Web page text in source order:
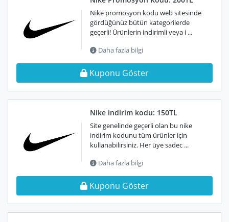
Nike promosyon kodu web sitesinde
gördüğünüz bütün kategorilerde
geçerli! Ürünlerin indirimli veya i ...
Daha fazla bilgi
Kuponu Göster
Nike indirim kodu: 150TL
Site genelinde geçerli olan bu nike
indirim kodunu tüm ürünler için
kullanabilirsiniz. Her üye sadec ...
Daha fazla bilgi
Kuponu Göster